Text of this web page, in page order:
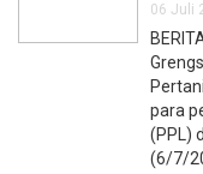
06 Juli
para
(PPL)
(6/7/